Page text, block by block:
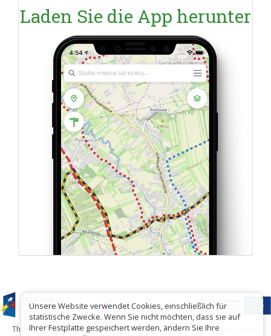
Laden Sie die App herunter
The project has been carried out with financial support of Lesser Poland
Unsere Website verwendet Cookies, einschließlich für
statistische Zwecke. Wenn Sie nicht möchten, dass sie auf
Ihrer Festplatte gespeichert werden, ändern Sie Ihre